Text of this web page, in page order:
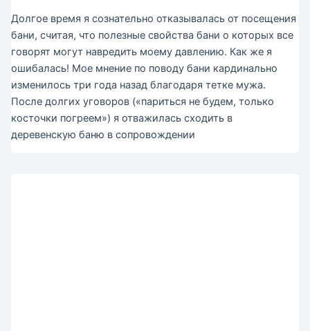
Долгое время я сознательно отказывалась от посещения
бани, считая, что полезные свойства бани о которых все
говорят могут навредить моему давлению. Как же я
ошибалась! Мое мнение по поводу бани кардинально
изменилось три года назад благодаря тетке мужа.
После долгих уговоров («париться не будем, только
косточки погреем») я отважилась сходить в
деревенскую баню в сопровождении